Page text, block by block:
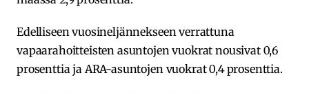
Edelliseen vuosineljännekseen verrattuna
vapaarahoitteisten asuntojen vuokrat nousivat 0,6
prosenttia ja ARA-asuntojen vuokrat 0,4 prosenttia.